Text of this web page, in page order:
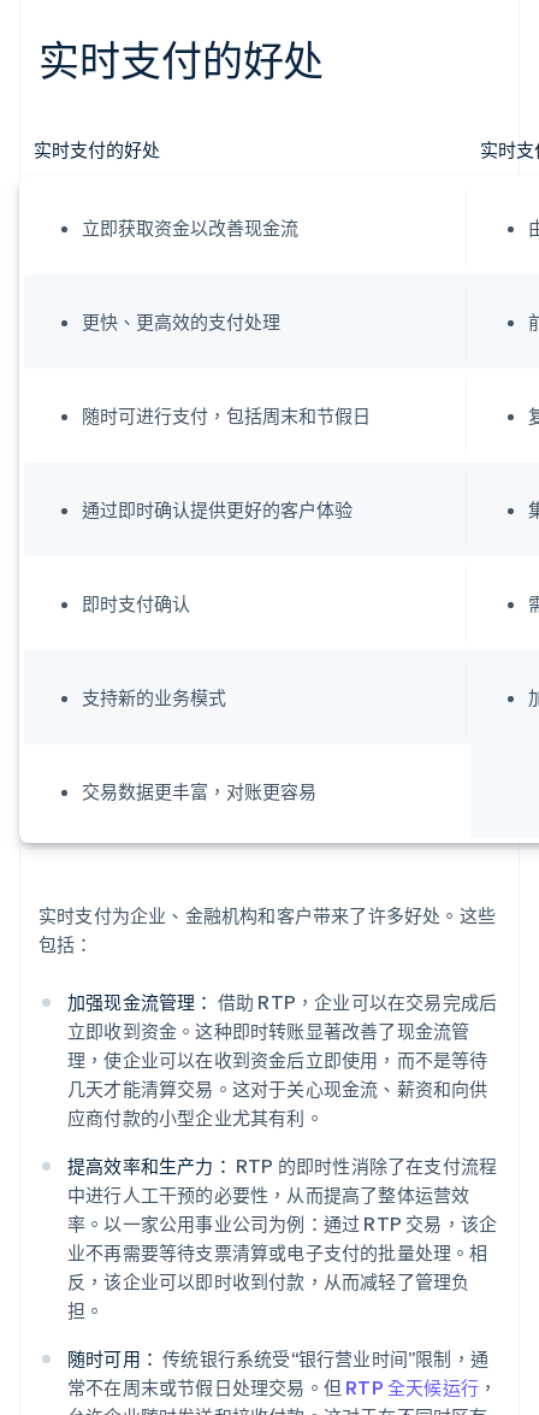
实时支付的好处
实时支付的好处 实时
立即获取资金以改善现金流
更快、更高效的支付处理
随时可进行支付，包括周末和节假日
通过即时确认提供更好的客户体验
即时支付确认
支持新的业务模式
交易数据更丰富，对账更容易
实时支付为企业、金融机构和客户带来了许多好处。这些
包括：
加强现金流管理： 借助 RTP，企业可以在交易完成后
立即收到资金。这种即时转账显著改善了现金流管
理，使企业可以在收到资金后立即使用，而不是等待
几天才能清算交易。这对于关心现金流、薪资和向供
应商付款的小型企业尤其有利。
提高效率和生产力： RTP 的即时性消除了在支付流程
中进行人工干预的必要性，从而提高了整体运营效
率。以一家公用事业公司为例：通过 RTP 交易，该企
业不再需要等待支票清算或电子支付的批量处理。相
反，该企业可以即时收到付款，从而减轻了管理负
担。
随时可用： 传统银行系统受“银行营业时间”限制，通
常不在周末或节假日处理交易。但 RTP 全天候运行 ，